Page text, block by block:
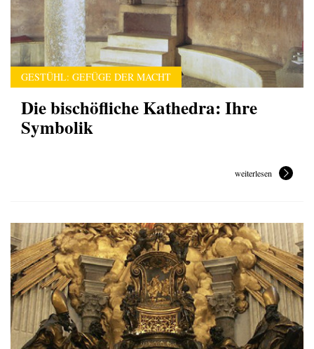
GESTÜHL: GEFÜGE DER MACHT
Die bischöfliche Kathedra: Ihre
Symbolik
weiterlesen